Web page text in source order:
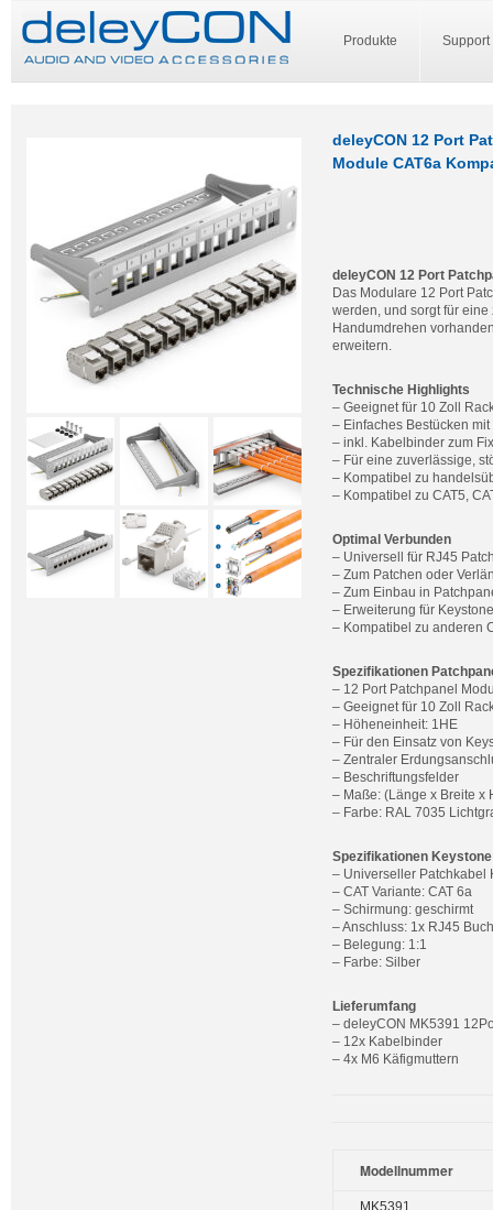
Produkte Support
deleyCON 12 Port
Module CAT6a
deleyCON 12 Port
Das Modulare 12 Port
werden, und sorgt für
Handumdrehen
erweitern.
Technische Highlights
– Geeignet für 10 Zoll
– Einfaches Bestücken
– inkl. Kabelbinder zum
– Für eine zuverlässige,
– Kompatibel zu
– Kompatibel zu CAT5,
Optimal Verbunden
– Universell für RJ45
– Zum Patchen oder
– Zum Einbau in
– Erweiterung für
– Kompatibel zu anderen
Spezifikationen
– 12 Port Patchpanel
– Geeignet für 10 Zoll
– Höheneinheit: 1HE
– Für den Einsatz von
– Zentraler
– Beschriftungsfelder
– Maße: (Länge x Breite x
– Farbe: RAL 7035
Spezifikationen
– Universeller Patchkabel
– CAT Variante: CAT 6a
– Schirmung: geschirmt
– Anschluss: 1x RJ45
– Belegung: 1:1
– Farbe: Silber
Lieferumfang
– deleyCON MK5391
– 12x Kabelbinder
– 4x M6 Käfigmuttern
Modellnummer
MK5391